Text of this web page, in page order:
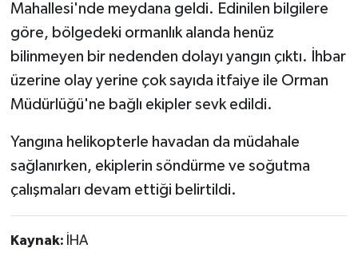
Mahallesi'nde meydana geldi. Edinilen bilgilere
göre, bölgedeki ormanlık alanda henüz
bilinmeyen bir nedenden dolayı yangın çıktı. İhbar
üzerine olay yerine çok sayıda itfaiye ile Orman
Müdürlüğü'ne bağlı ekipler sevk edildi.
Yangına helikopterle havadan da müdahale
sağlanırken, ekiplerin söndürme ve soğutma
çalışmaları devam ettiği belirtildi.
Kaynak: İHA